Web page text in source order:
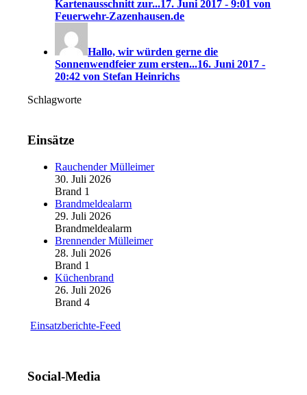
Kartenausschnitt zur...17. Juni 2017 - 9:01 von
Feuerwehr-Zazenhausen.de
Hallo, wir würden gerne die
Sonnenwendfeier zum ersten...16. Juni 2017 -
20:42 von Stefan Heinrichs
Schlagworte
Einsätze
Rauchender Mülleimer
30. Juli 2026
Brand 1
Brandmeldealarm
29. Juli 2026
Brandmeldealarm
Brennender Mülleimer
28. Juli 2026
Brand 1
Küchenbrand
26. Juli 2026
Brand 4
Einsatzberichte-Feed
Social-Media